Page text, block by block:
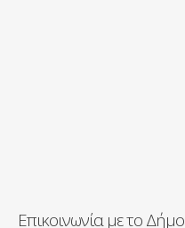
Επικοινωνία με το Δήμο